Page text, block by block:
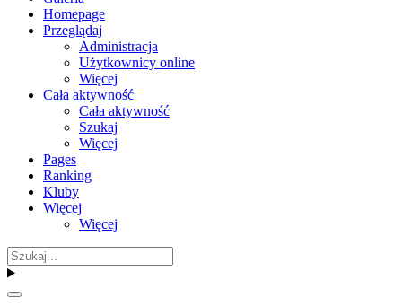
Homepage
Przeglądaj
Administracja
Użytkownicy online
Więcej
Cała aktywność
Cała aktywność
Szukaj
Więcej
Pages
Ranking
Kluby
Więcej
Więcej